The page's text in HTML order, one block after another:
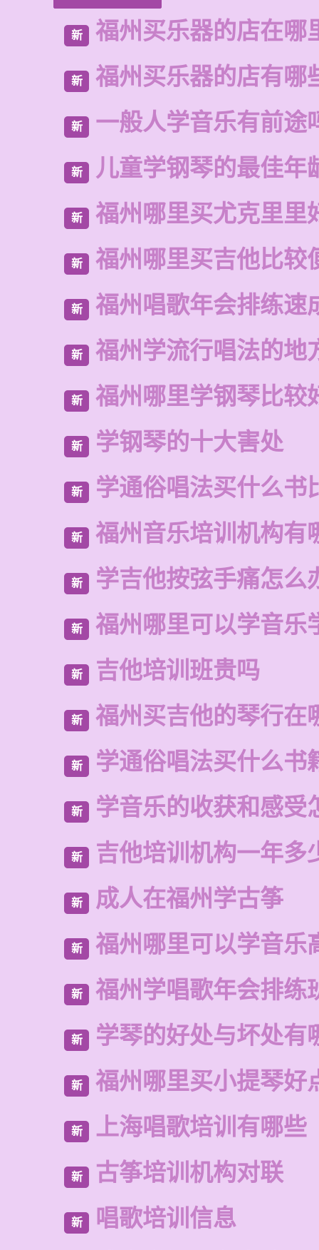
新 福州买乐器的店在哪
新 福州买乐器的店有哪
新 一般人学音乐有前途
新 儿童学钢琴的最佳年
新 福州哪里买尤克里里
新 福州哪里买吉他比较
新 福州唱歌年会排练速
新 福州学流行唱法的地
新 福州哪里学钢琴比较
新 学钢琴的十大害处
新 学通俗唱法买什么书
新 福州音乐培训机构有
新 学吉他按弦手痛怎么
新 福州哪里可以学音乐
新 吉他培训班贵吗
新 福州买吉他的琴行在
新 学通俗唱法买什么书
新 学音乐的收获和感受
新 吉他培训机构一年多
新 成人在福州学古筝
新 福州哪里可以学音乐
新 福州学唱歌年会排练
新 学琴的好处与坏处有
新 福州哪里买小提琴好
新 上海唱歌培训有哪些
新 古筝培训机构对联
新 唱歌培训信息